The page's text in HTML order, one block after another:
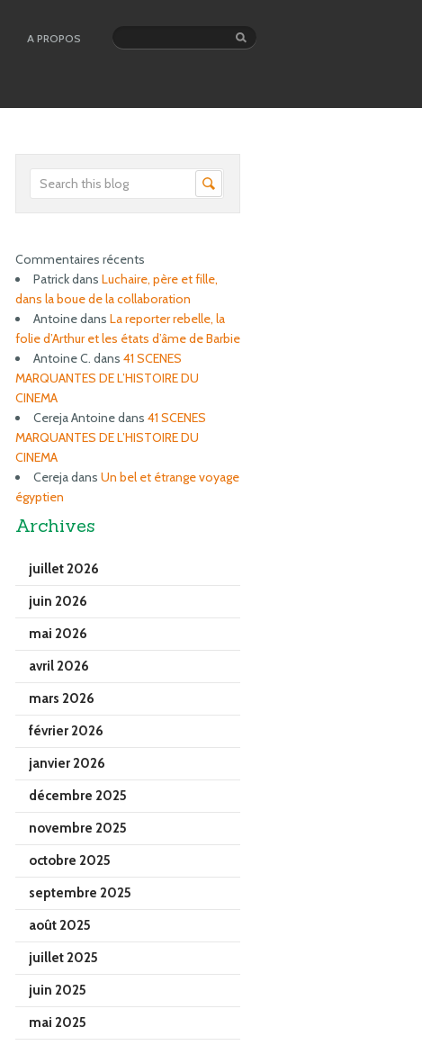
A PROPOS
Commentaires récents
Patrickdans Luchaire, père et fille,
dans la boue de la collaboration
Antoinedans La reporter rebelle, la
folie d’Arthur et les états d’âme de Barbie
Antoine C. dans 41 SCENES
MARQUANTES DE L’HISTOIRE DU
CINEMA
Cereja Antoinedans 41 SCENES
MARQUANTES DE L’HISTOIRE DU
CINEMA
Cerejadans Un bel et étrange voyage
égyptien
Archives
juillet 2026
juin 2026
mai 2026
avril 2026
mars 2026
février 2026
janvier 2026
décembre 2025
novembre 2025
octobre 2025
septembre 2025
août 2025
juillet 2025
juin 2025
mai 2025